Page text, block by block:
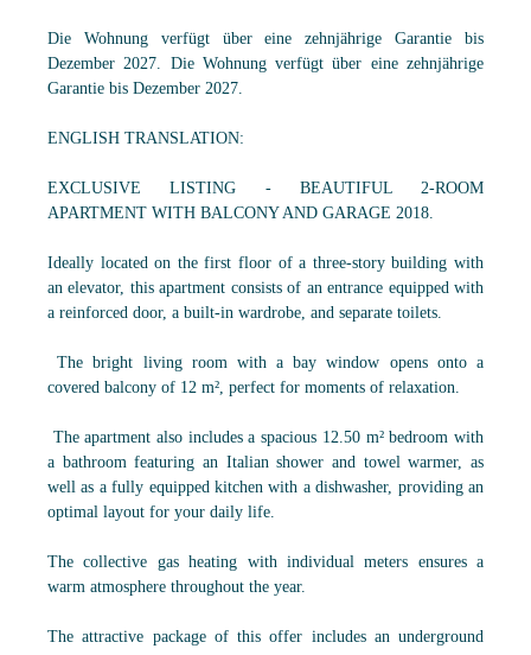
Die Wohnung verfügt über eine zehnjährige Garantie bis
Dezember 2027. Die Wohnung verfügt über eine zehnjährige
Garantie bis Dezember 2027.
ENGLISH TRANSLATION:
EXCLUSIVE LISTING - BEAUTIFUL 2-ROOM
APARTMENT WITH BALCONY AND GARAGE 2018.
Ideally located on the first floor of a three-story building with
an elevator, this apartment consists of an entrance equipped with
a reinforced door, a built-in wardrobe, and separate toilets.
The bright living room with a bay window opens onto a
covered balcony of 12 m², perfect for moments of relaxation.
The apartment also includes a spacious 12.50 m² bedroom with
a bathroom featuring an Italian shower and towel warmer, as
well as a fully equipped kitchen with a dishwasher, providing an
optimal layout for your daily life.
The collective gas heating with individual meters ensures a
warm atmosphere throughout the year.
The attractive package of this offer includes an underground